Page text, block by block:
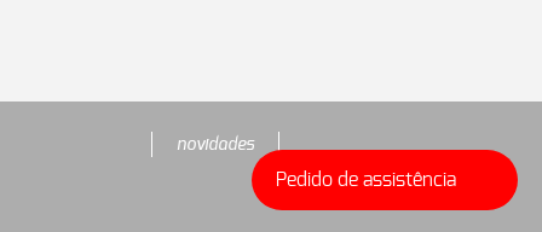
novidades
Pedido de assistência